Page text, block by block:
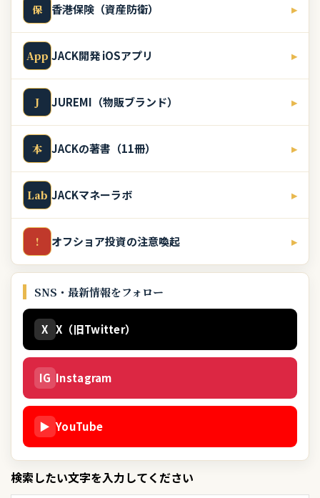
保 香港保険（資産防衛） ▸
App JACK開発 iOSアプリ ▸
J JUREMI（物販ブランド） ▸
本 JACKの著書（11冊） ▸
Lab JACKマネーラボ ▸
! オフショア投資の注意喚起 ▸
SNS・最新情報をフォロー
X X（旧Twitter）
IG Instagram
▶ YouTube
検索したい文字を入力してください